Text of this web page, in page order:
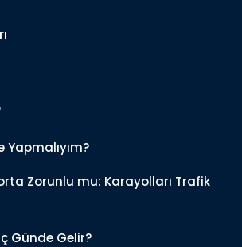
Yapmalıyım?
Zorunlu mu: Karayolları Trafik
Günde Gelir?